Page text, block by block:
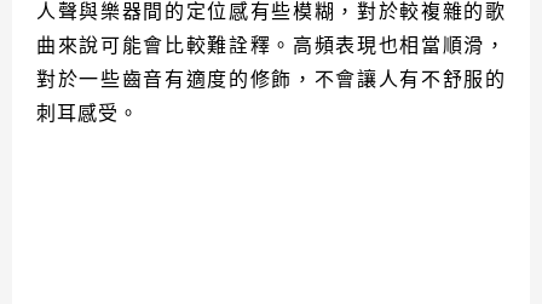
人聲與樂器間的定位感有些模糊，對於較複雜的歌
曲來說可能會比較難詮釋。 高頻表現也相當順滑，
對於一些齒音有適度的修飾，不會讓人有不舒服的
刺耳感受。